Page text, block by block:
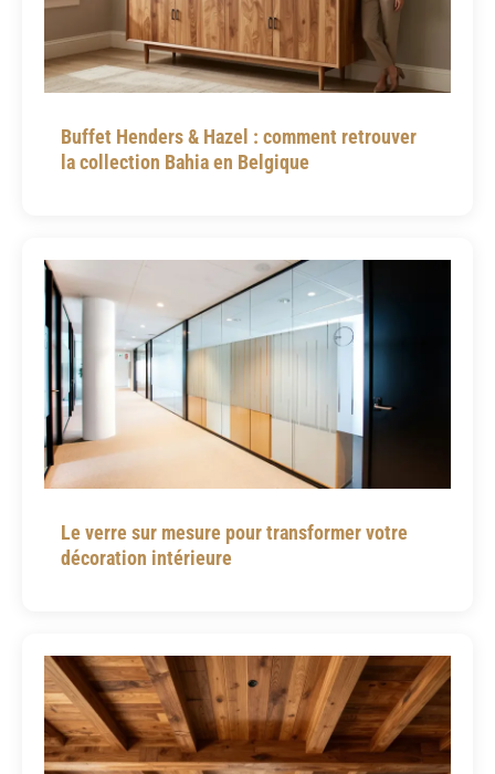
Buffet Henders & Hazel : comment retrouver
la collection Bahia en Belgique
Le verre sur mesure pour transformer votre
décoration intérieure